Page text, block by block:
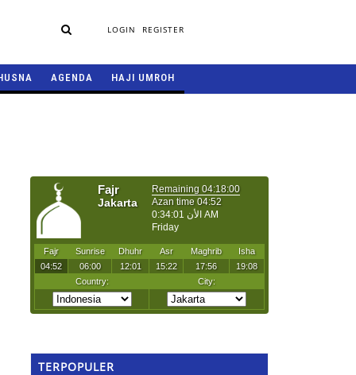
LOGIN REGISTER
AGENDA HAJI UMROH
TERPOPULER